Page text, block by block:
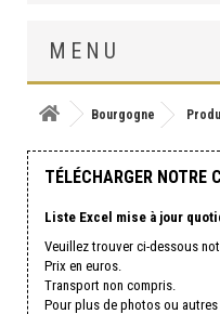
MENU
Bourgogne
TÉLÉCHARGER NOTRE
Liste Excel mise à jour
Veuillez trouver ci-dessous
Prix en euros.
Transport non compris.
Pour plus de photos ou